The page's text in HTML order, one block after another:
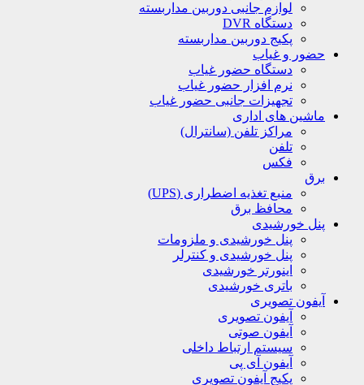
لوازم جانبی دوربین مداربسته
دستگاه DVR
پکیج دوربین مداربسته
حضور و غیاب
دستگاه حضور غیاب
نرم افزار حضور غیاب
تجهیزات جانبی حضور غیاب
ماشین های اداری
مراکز تلفن (سانترال)
تلفن
فکس
برق
منبع تغذیه اضطراری (UPS)
محافظ برق
پنل خورشیدی
پنل خورشیدی و ملزومات
پنل خورشیدی و کنترلر
اینورتر خورشیدی
باتری خورشیدی
آیفون تصویری
آیفون تصویری
آیفون صوتی
سیستم ارتباط داخلی
آیفون آی پی
پکیج آیفون تصویری